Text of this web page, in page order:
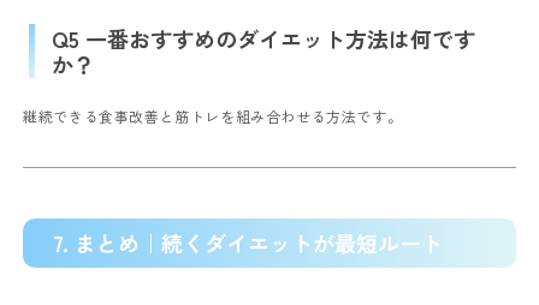
Q5 一番おすすめのダイエット方法は何です
か？
継続できる食事改善と筋トレを組み合わせる方法です。
7. まとめ｜続くダイエットが最短ルート